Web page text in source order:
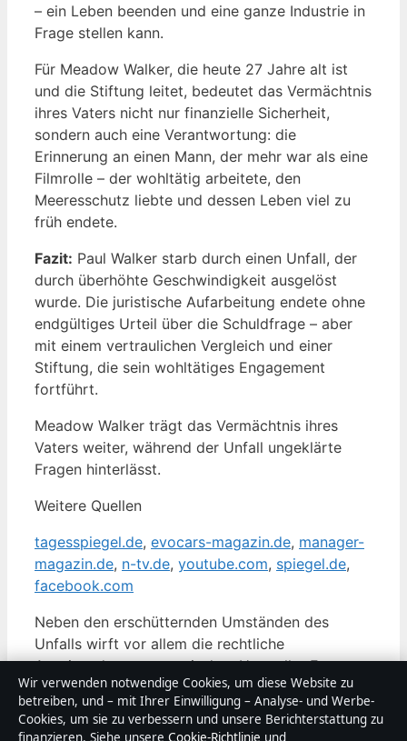
– ein Leben beenden und eine ganze Industrie in
Frage stellen kann.
Für Meadow Walker, die heute 27 Jahre alt ist
und die Stiftung leitet, bedeutet das Vermächtnis
ihres Vaters nicht nur finanzielle Sicherheit,
sondern auch eine Verantwortung: die
Erinnerung an einen Mann, der mehr war als eine
Filmrolle – der wohltätig arbeitete, den
Meeresschutz liebte und dessen Leben viel zu
früh endete.
Fazit: Paul Walker starb durch einen Unfall, der
durch überhöhte Geschwindigkeit ausgelöst
wurde. Die juristische Aufarbeitung endete ohne
endgültiges Urteil über die Schuldfrage – aber
mit einem vertraulichen Vergleich und einer
Stiftung, die sein wohltätiges Engagement
fortführt.
Meadow Walker trägt das Vermächtnis ihres
Vaters weiter, während der Unfall ungeklärte
Fragen hinterlässt.
Weitere Quellen
tagesspiegel.de, evocars-magazin.de, manager-
magazin.de, n-tv.de, youtube.com, spiegel.de,
facebook.com
Neben den erschütternden Umständen des
Unfalls wirft vor allem die rechtliche
Auseinandersetzung mit dem Hersteller Fragen
auf, wieDetails zur Klage gegen Porscheim
Detail zeigen.
Wir verwenden notwendige Cookies, um diese Website zu
betreiben, und – mit Ihrer Einwilligung – Analyse- und Werbe-
Cookies, um sie zu verbessern und unsere Berichterstattung zu
finanzieren. Siehe unsere Cookie-Richtlinie und